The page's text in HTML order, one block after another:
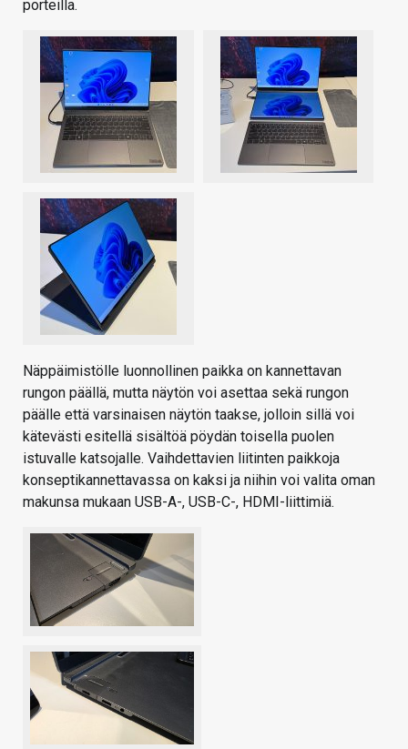
porteilla.
Näppäimistölle luonnollinen paikka on kannettavan
rungon päällä, mutta näytön voi asettaa sekä rungon
päälle että varsinaisen näytön taakse, jolloin sillä voi
kätevästi esitellä sisältöä pöydän toisella puolen
istuvalle katsojalle. Vaihdettavien liitinten paikkoja
konseptikannettavassa on kaksi ja niihin voi valita oman
makunsa mukaan USB-A-, USB-C-, HDMI-liittimiä.